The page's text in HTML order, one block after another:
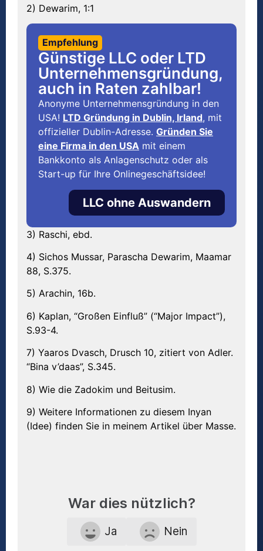
2) Dewarim, 1:1
Empfehlung
Günstige LLC oder LTD
Unternehmensgründung,
auch in Raten zahlbar!
Anonyme Unternehmensgründung in den
USA! LTD Gründung in Dublin, Irland, mit
offizieller Dublin-Adresse. Gründen Sie
eine Firma in den USA mit einem
Bankkonto als Anlagenschutz oder als
Start-up für Ihre Onlinegeschäftsidee!
LLC ohne Auswandern
3) Raschi, ebd.
4) Sichos Mussar, Parascha Dewarim, Maamar
88, S.375.
5) Arachin, 16b.
6) Kaplan, “Großen Einfluß” (“Major Impact”),
S.93-4.
7) Yaaros Dvasch, Drusch 10, zitiert von Adler.
“Bina v’daas”, S.345.
8) Wie die Zadokim und Beitusim.
9) Weitere Informationen zu diesem Inyan
(Idee) finden Sie in meinem Artikel über Masse.
War dies nützlich?
Ja Nein